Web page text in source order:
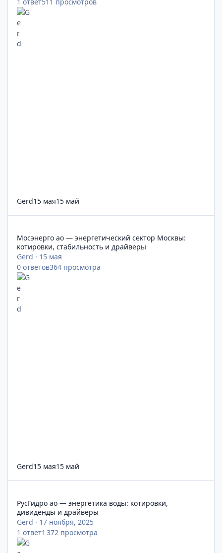
1 ответ511 просмотров
Gerd15 мая15 май
Мосэнерго ао — энергетический сектор Москвы:
котировки, стабильность и драйверы
Gerd · 15 мая
0 ответов364 просмотра
Gerd15 мая15 май
РусГидро ао — энергетика воды: котировки,
дивиденды и драйверы
Gerd · 17 ноября, 2025
1 ответ1 372 просмотра